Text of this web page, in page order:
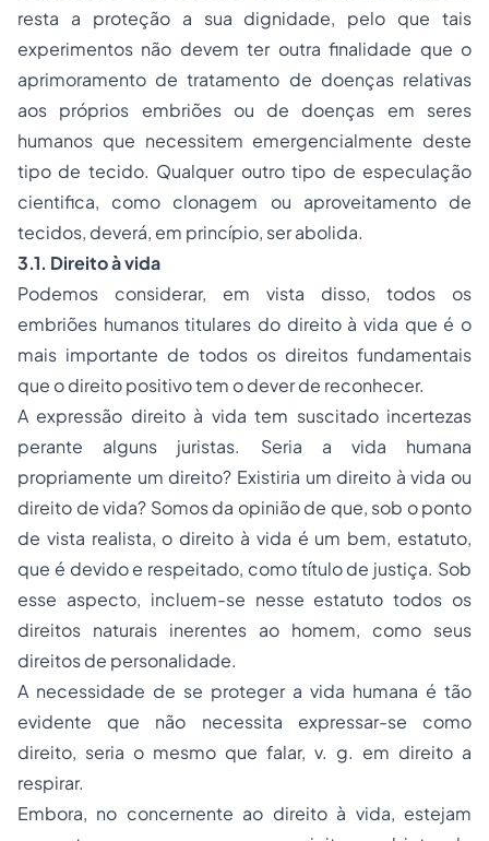
resta a proteção a sua dignidade, pelo que tais
experimentos não devem ter outra finalidade que o
aprimoramento de tratamento de doenças relativas
aos próprios embriões ou de doenças em seres
humanos que necessitem emergencialmente deste
tipo de tecido. Qualquer outro tipo de especulação
cientifica, como clonagem ou aproveitamento de
tecidos, deverá, em princípio, ser abolida.
3.1. Direito à vida
Podemos considerar, em vista disso, todos os
embriões humanos titulares do direito à vida que é o
mais importante de todos os direitos fundamentais
que o direito positivo tem o dever de reconhecer.
A expressão direito à vida tem suscitado incertezas
perante alguns juristas. Seria a vida humana
propriamente um direito? Existiria um direito à vida ou
direito de vida? Somos da opinião de que, sob o ponto
de vista realista, o direito à vida é um bem, estatuto,
que é devido e respeitado, como título de justiça. Sob
esse aspecto, incluem-se nesse estatuto todos os
direitos naturais inerentes ao homem, como seus
direitos de personalidade.
A necessidade de se proteger a vida humana é tão
evidente que não necessita expressar-se como
direito, seria o mesmo que falar, v. g. em direito a
respirar.
Embora, no concernente ao direito à vida, estejam